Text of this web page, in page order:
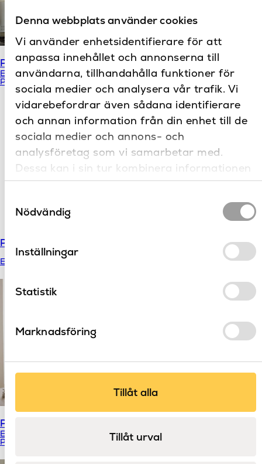
Denna webbplats använder cookies
Vi använder enhetsidentifierare för att
anpassa innehållet och annonserna till
användarna, tillhandahålla funktioner för
sociala medier och analysera vår trafik. Vi
vidarebefordrar även sådana identifierare
och annan information från din enhet till de
sociala medier och annons- och
analysföretag som vi samarbetar med.
Dessa kan i sin tur kombinera informationen
med annan information som du har
tillhandahållit eller som de har samlat in när
du har använt deras tjänster.
Nödvändig
Inställningar
Statistik
Marknadsföring
Tillåt alla
Tillåt urval
Pure bordspegel rund
Emco
Pure
Pure LED kort arm
Emco
Prime
Emco
Pure LED rund
Emco
Pure LED Astro